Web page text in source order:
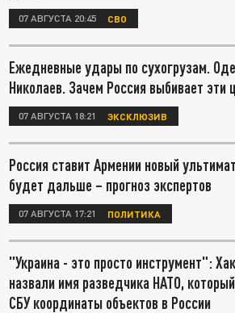
07 АВГУСТА 20:45 СВО
Ежедневные удары по сухогрузам.
Николаев. Зачем Россия выбивает эти
07 АВГУСТА 18:21 ЭКСКЛЮЗИВ
Россия ставит Армении новый
будет дальше – прогноз экспертов
07 АВГУСТА 17:21 ПОЛИТИКА
"Украина - это просто инструмент":
назвали имя разведчика НАТО,
СБУ координаты объектов в России